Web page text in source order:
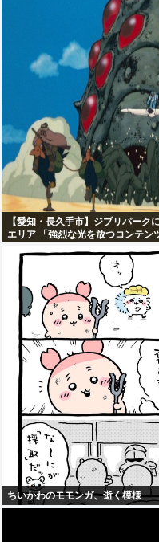
【愛知・長久手市】ジブリパーク
エリア 「強烈な光を放つコンテン
ちいかわのモモンガ、逝く模様